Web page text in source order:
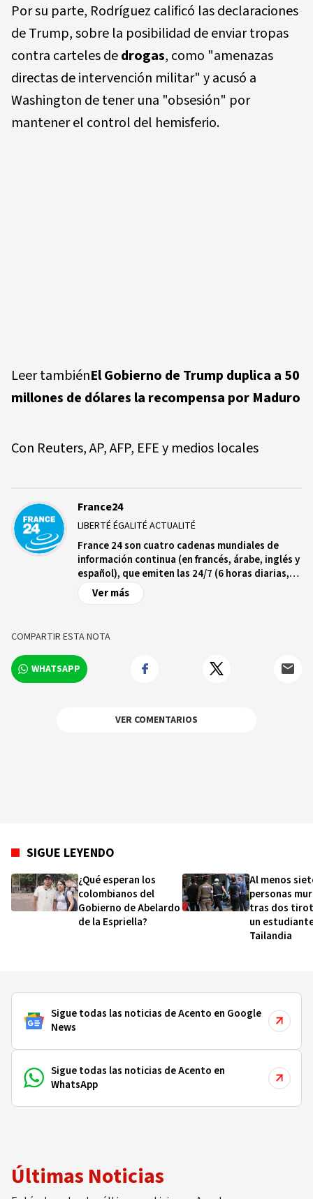
Por su parte, Rodríguez calificó las declaraciones
de Trump, sobre la posibilidad de enviar tropas
contra carteles dedrogas, como "amenazas
directas de intervención militar" y acusó a
Washington de tener una "obsesión" por
mantener el control del hemisferio.
Leer tambiénEl Gobierno de Trump duplica a 50
millones de dólares la recompensa por Maduro
Con Reuters, AP, AFP, EFE y medios locales
France24
LIBERTÉ ÉGALITÉ ACTUALITÉ
France 24 son cuatro cadenas mundiales de
información continua (en francés, árabe, inglés y
español), que emiten las 24/7 (6 horas diarias,
para la cadena en español) en 355 millones de
hogares en los 5 continentes.
Ver más
COMPARTIR ESTA NOTA
WHATSAPP
VER COMENTARIOS
SIGUE LEYENDO
¿Qué esperan los
colombianos del
Gobierno de Abelardo
de la Espriella?
Al menos
personas
tras dos
un
Tailandia
Sigue todas las noticias de Acento en Google
News
Sigue todas las noticias de Acento en
WhatsApp